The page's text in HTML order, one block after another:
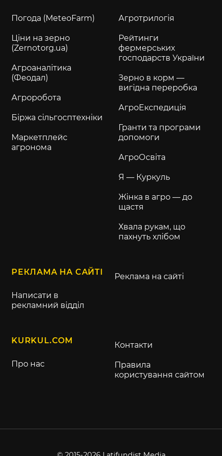
Погода (MeteoFarm)
Ціни на зерно
(Zernotorg.ua)
Агроаналітика
(Феодал)
Агроробота
Біржа сільгосптехніки
Маркетплейс
агронома
Агротрилогія
Рейтинги
фермерських
господарств України
Зерно в корм —
вигідна переробка
АгроЕкспедиція
Гранти та програми
допомоги
АгроОсвіта
Я — Куркуль
Жінка в агро — до
щастя
Хвала рукам, що
пахнуть хлібом
РЕКЛАМА НА САЙТІ
Написати в
рекламний відділ
Реклама на сайті
KURKUL.COM
Про нас
Контакти
Правила
користування сайтом